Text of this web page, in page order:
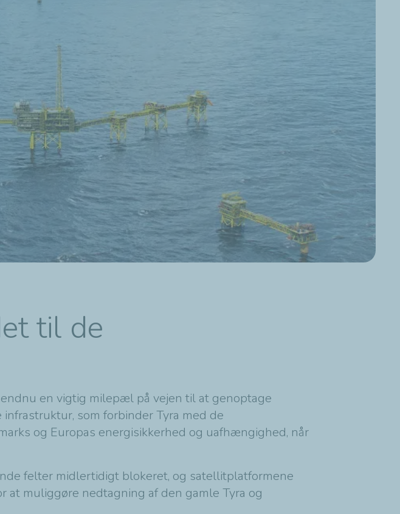
til de
en vigtig milepæl på vejen til at genoptage
som forbinder Tyra med de
og Europas energisikkerhed og uafhængighed, når
felter midlertidigt blokeret, og satellitplatformene
at muliggøre nedtagning af den gamle Tyra og